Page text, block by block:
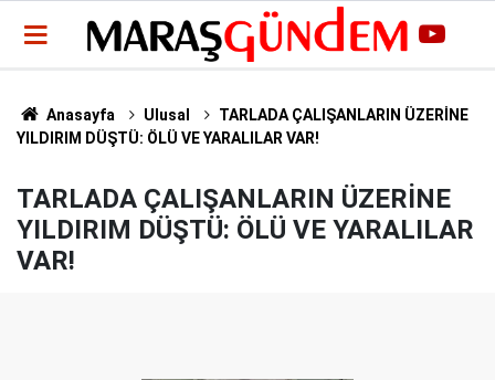
Anasayfa Ulusal
TARLADA ÇALIŞANLARIN ÜZERİNE
YILDIRIM DÜŞTÜ: ÖLÜ VE YARALILAR VAR!
TARLADA ÇALIŞANLARIN ÜZERİNE
YILDIRIM DÜŞTÜ: ÖLÜ VE YARALILAR
VAR!